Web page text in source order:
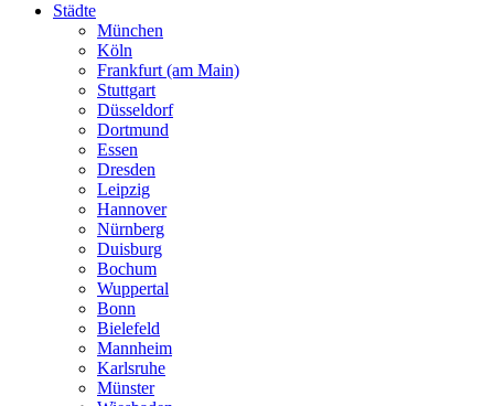
Städte
München
Köln
Frankfurt (am Main)
Stuttgart
Düsseldorf
Dortmund
Essen
Dresden
Leipzig
Hannover
Nürnberg
Duisburg
Bochum
Wuppertal
Bonn
Bielefeld
Mannheim
Karlsruhe
Münster